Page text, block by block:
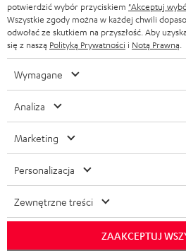
potwierdzić wybór przyciskiem "Akceptuj
Wszystkie zgody można w każdej chwili
odwołać ze skutkiem na przyszłość. Aby
się z naszą Polityką Prywatności i Notą Prawną
Wymagane
Analiza
Marketing
Personalizacja
Zewnętrzne treści
ZAAKCEPTUJ